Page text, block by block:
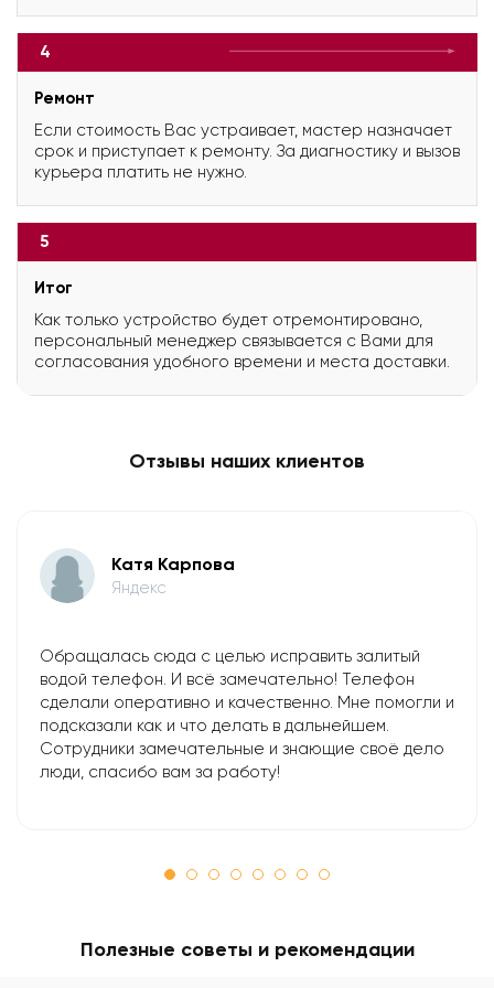
4
Ремонт
Если стоимость Вас устраивает, мастер назначает
срок и приступает к ремонту. За диагностику и вызов
курьера платить не нужно.
5
Итог
Как только устройство будет отремонтировано,
персональный менеджер связывается с Вами для
согласования удобного времени и места доставки.
Отзывы наших клиентов
Катя Карпова
Яндекс
Обращалась сюда с целью исправить залитый
водой телефон. И всё замечательно! Телефон
сделали оперативно и качественно. Мне помогли и
подсказали как и что делать в дальнейшем.
Сотрудники замечательные и знающие своё дело
люди, спасибо вам за работу!
Полезные советы и рекомендации